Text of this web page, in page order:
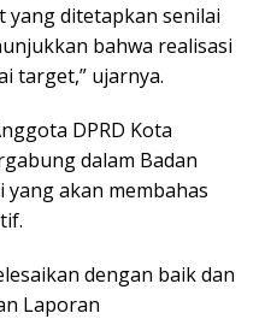
yang ditetapkan senilai
bahwa realisasi
target,” ujarnya.
DPRD Kota
dalam Badan
akan membahas
dengan baik dan
Laporan